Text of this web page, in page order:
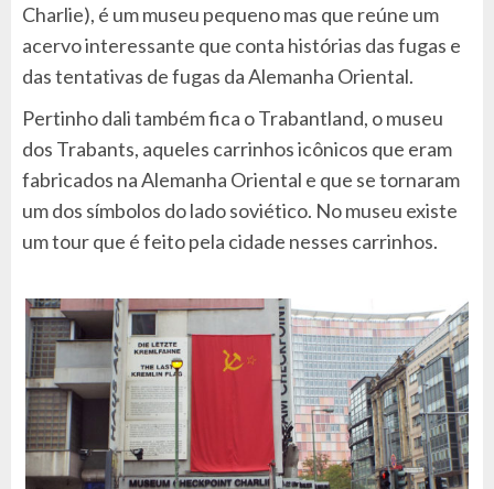
Charlie), é um museu pequeno mas que reúne um
acervo interessante que conta histórias das fugas e
das tentativas de fugas da Alemanha Oriental.
Pertinho dali também fica o Trabantland, o museu
dos Trabants, aqueles carrinhos icônicos que eram
fabricados na Alemanha Oriental e que se tornaram
um dos símbolos do lado soviético. No museu existe
um tour que é feito pela cidade nesses carrinhos.